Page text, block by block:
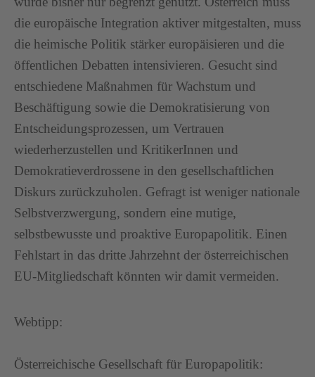
die europäische Integration aktiver mitgestalten, muss
die heimische Politik stärker europäisieren und die
öffentlichen Debatten intensivieren. Gesucht sind
entschiedene Maßnahmen für Wachstum und
Beschäftigung sowie die Demokratisierung von
Entscheidungsprozessen, um Vertrauen
wiederherzustellen und KritikerInnen und
Demokratieverdrossene in den gesellschaftlichen
Diskurs zurückzuholen. Gefragt ist weniger nationale
Selbstverzwergung, sondern eine mutige,
selbstbewusste und proaktive Europapolitik. Einen
Fehlstart in das dritte Jahrzehnt der österreichischen
EU-Mitgliedschaft könnten wir damit vermeiden.
Webtipp:
Österreichische Gesellschaft für Europapolitik: